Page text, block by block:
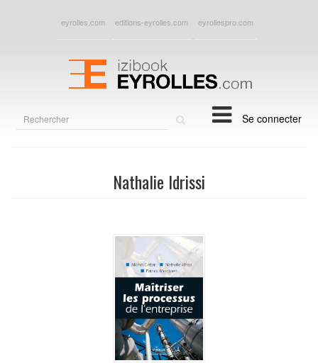
eyrolles.com editions-eyrolles.com eyrollespro.com
Se connecter
Nathalie Idrissi